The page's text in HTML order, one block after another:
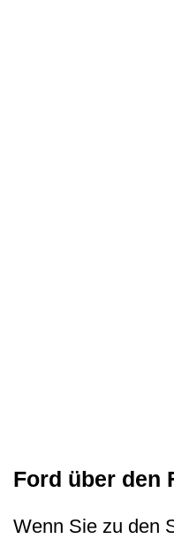
Ford über den
Wenn Sie zu den